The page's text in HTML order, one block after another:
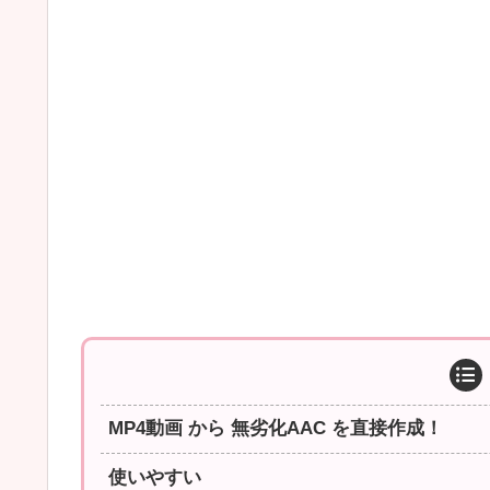
MP4動画 から 無劣化AAC を直接作成！
使いやすい